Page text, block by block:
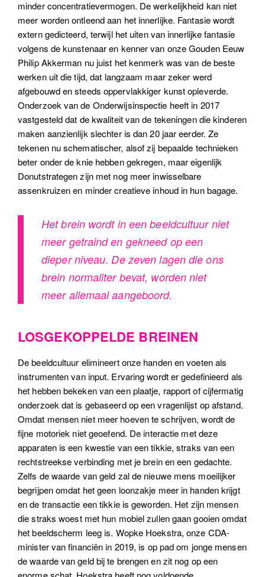
minder concentratievermogen. De werkelijkheid kan niet
meer worden ontleend aan het innerlijke. Fantasie wordt
extern gedicteerd, terwijl het uiten van innerlijke fantasie
volgens de kunstenaar en kenner van onze Gouden Eeuw
Philip Akkerman nu juist het kenmerk was van de beste
werken uit die tijd, dat langzaam maar zeker werd
afgebouwd en steeds oppervlakkiger kunst opleverde.
Onderzoek van de Onderwijsinspectie heeft in 2017
vastgesteld dat de kwaliteit van de tekeningen die kinderen
maken aanzienlijk slechter is dan 20 jaar eerder. Ze
tekenen nu schematischer, alsof zij bepaalde technieken
beter onder de knie hebben gekregen, maar eigenlijk
Donutstrategen zijn met nog meer inwisselbare
assenkruizen en minder creatieve inhoud in hun bagage.
Het brein wordt in een beeldcultuur niet
meer getraind en gekneed op een
dieper niveau. De zeven lagen die ons
brein normaliter bevat, worden niet
meer allemaal aangeboord.
LOSGEKOPPELDE BREINEN
De beeldcultuur elimineert onze handen en voeten als
instrumenten van input. Ervaring wordt er gedefinieerd als
het hebben bekeken van een plaatje, rapport of cijfermatig
onderzoek dat is gebaseerd op een vragenlijst op afstand.
Omdat mensen niet meer hoeven te schrijven, wordt de
fijne motoriek niet geoefend. De interactie met deze
apparaten is een kwestie van een tikkie, straks van een
rechtstreekse verbinding met je brein en een gedachte.
Zelfs de waarde van geld zal de nieuwe mens moeilijker
begrijpen omdat het geen loonzakje meer in handen krijgt
en de transactie een tikkie is geworden. Het zijn mensen
die straks woest met hun mobiel zullen gaan gooien omdat
het beeldscherm leeg is. Wopke Hoekstra, onze CDA-
minister van financiën in 2019, is op pad om jonge mensen
de waarde van geld bij te brengen en zit nog op een